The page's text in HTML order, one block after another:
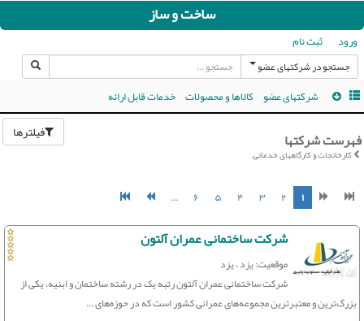
ساخت و ساز
ورود ثبت نام
جستجو در شرکتهای عضو
شرکتهای عضو کالاها و محصولات خدمات قابل ارائه
فیلترها فهرست شرکتها
کارخانجات و کارگاههای خدماتی
۱ ۲ ۳ ۴ ۵ ۶ ...
شرکت ساختمانی عمران آلتون
موقعیت: یزد ، یزد
شرکت ساختمانی عمران آلتون رتبه یک در رشته ساختمان و ابنیه، یکی از
بزرگ‌ترین و معتبرترین مجموعه‌های عمرانی کشور است که در حوزه‌های ...